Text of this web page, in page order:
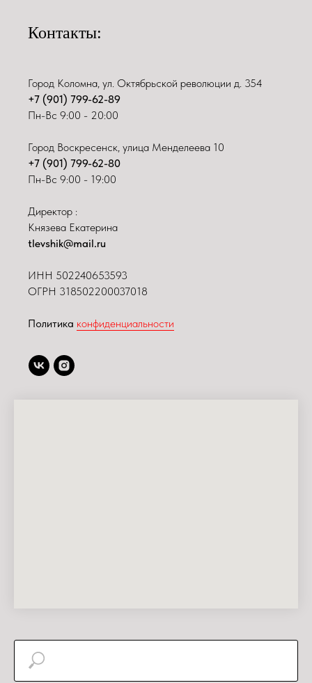
Контакты:
Город Коломна, ул. Октябрьской революции д. 354
+7 (901) 799-62-89
Пн-Вс 9:00 - 20:00
Город Воскресенск, улица Менделеева 10
+7 (901) 799-62-80
Пн-Вс 9:00 - 19:00
Директор :
Князева Екатерина
tlevshik@mail.ru
ИНН 502240653593
ОГРН 318502200037018
Политика конфиденциальности